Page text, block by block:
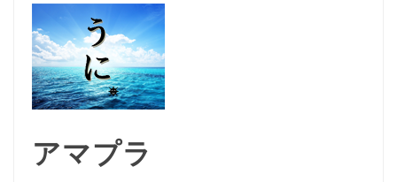
アマプラ